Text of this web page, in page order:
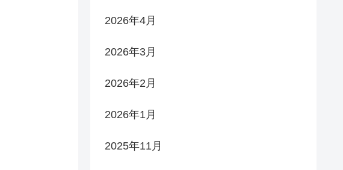
2026年4月
2026年3月
2026年2月
2026年1月
2025年11月